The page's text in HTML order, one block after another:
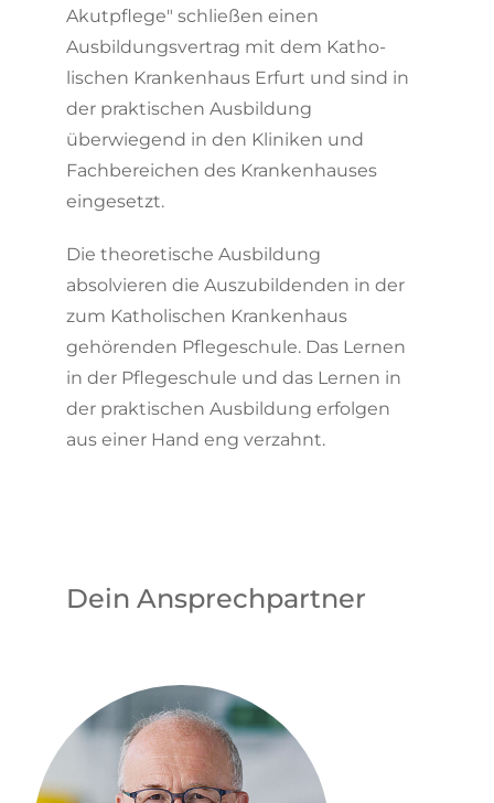
Akutpflege" schließen einen
Ausbildungsvertrag mit dem Katho­
lischen Kranken­haus Erfurt und sind in
der praktischen Ausbildung
überwiegend in den Kliniken und
Fachbereichen des Kranken­hauses
eingesetzt.
Die theoretische Ausbildung
absolvieren die Auszubildenden in der
zum Katho­lischen Kranken­haus
gehörenden Pflegeschule. Das Lernen
in der Pflegeschule und das Lernen in
der praktischen Ausbildung erfolgen
aus einer Hand eng verzahnt.
Dein Ansprechpartner